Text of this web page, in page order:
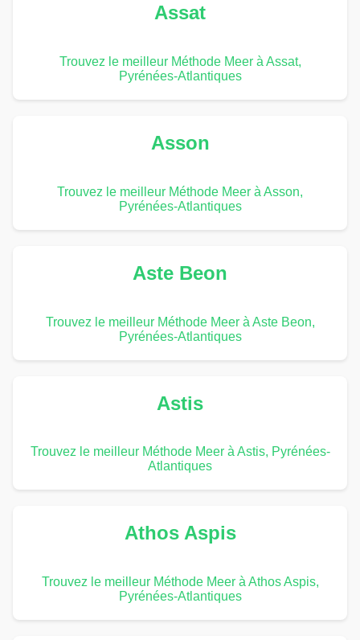
Assat
Trouvez le meilleur Méthode Meer à Assat,
Pyrénées-Atlantiques
Asson
Trouvez le meilleur Méthode Meer à Asson,
Pyrénées-Atlantiques
Aste Beon
Trouvez le meilleur Méthode Meer à Aste Beon,
Pyrénées-Atlantiques
Astis
Trouvez le meilleur Méthode Meer à Astis, Pyrénées-
Atlantiques
Athos Aspis
Trouvez le meilleur Méthode Meer à Athos Aspis,
Pyrénées-Atlantiques